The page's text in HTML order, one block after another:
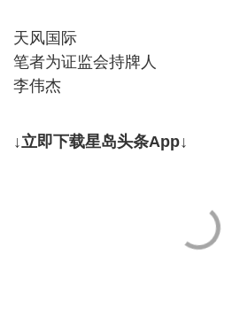
天风国际
笔者为证监会持牌人
李伟杰
↓立即下载星岛头条App↓